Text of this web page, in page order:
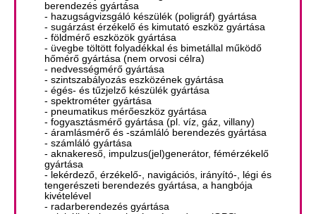
berendezés gyártása
- hazugságvizsgáló készülék (poligráf) gyártása
- sugárzást érzékelő és kimutató eszköz gyártása
- földmérő eszközök gyártása
- üvegbe töltött folyadékkal és bimetállal működő
hőmérő gyártása (nem orvosi célra)
- nedvességmérő gyártása
- szintszabályozás eszközének gyártása
- égés- és tűzjelző készülék gyártása
- spektrométer gyártása
- pneumatikus mérőeszköz gyártása
- fogyasztásmérő gyártása (pl. víz, gáz, villany)
- áramlásmérő és -számláló berendezés gyártása
- számláló gyártása
- aknakereső, impulzus(jel)generátor, fémérzékelő
gyártása
- lekérdező, érzékelő-, navigációs, irányító-, légi és
tengerészeti berendezés gyártása, a hangbója
kivételével
- radarberendezés gyártása